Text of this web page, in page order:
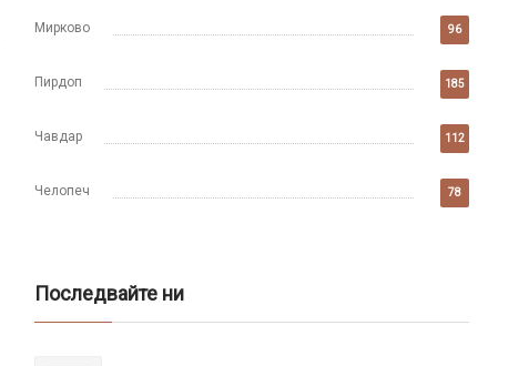
Мирково 96
Пирдоп 185
Чавдар 112
Челопеч 78
Последвайте ни